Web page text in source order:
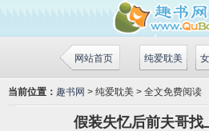
网站首页 纯爱耽美
当前位置： 趣书网 > 纯爱耽美 > 全文免费阅读
假装失忆后前夫哥找